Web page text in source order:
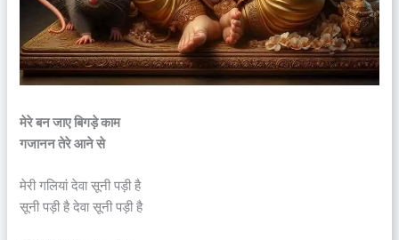
मेरे बन जाए बिगड़े काम
गजानन तेरे आने से
मेरी गलियां देवा सूनी पड़ी है
सूनी पड़ी है देवा सूनी पड़ी है